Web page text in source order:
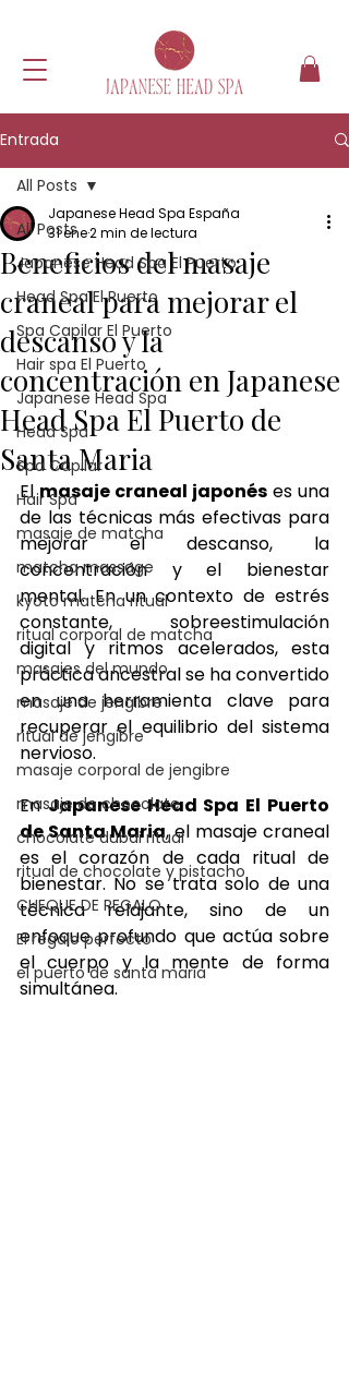
Entrada
All Posts
Japanese Head Spa El Puerto
Head Spa El Puerto
Spa Capilar El Puerto
Hair spa El Puerto
Japanese Head Spa
Head Spa
Spa Capilar
Hair Spa
masaje de matcha
matcha massage
kyoto matcha ritual
ritual corporal de matcha
masajes del mundo
masaje de jengibre
ritual de jengibre
masaje corporal de jengibre
masaje de chocolate
chocolate dubai ritual
ritual de chocolate y pistacho
CHEQUE DE REGALO
El regalo perfecto
el puerto de santa maria
All Posts
Beneficios del masaje
craneal para mejorar el
descanso y la
concentración en Japanese
Head Spa El Puerto de
Santa Maria
Japanese Head Spa España
31 ene2 min de lectura
El masaje craneal japonés es una
de las técnicas más efectivas para
mejorar el descanso, la
concentración y el bienestar
mental. En un contexto de estrés
constante, sobreestimulación
digital y ritmos acelerados, esta
práctica ancestral se ha convertido
en una herramienta clave para
recuperar el equilibrio del sistema
nervioso.
En Japanese Head Spa El Puerto
de Santa Maria, el masaje craneal
es el corazón de cada ritual de
bienestar. No se trata solo de una
técnica relajante, sino de un
enfoque profundo que actúa sobre
el cuerpo y la mente de forma
simultánea.